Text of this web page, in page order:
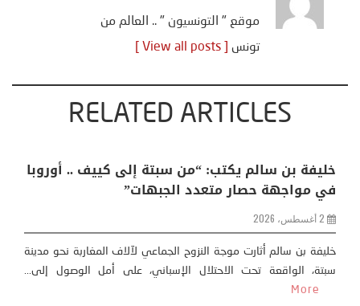
موقع " التونسيون " .. العالم من
تونس
RELATED ARTICLES
خليفة بن سالم يكتب: “من سبتة إلى كييف ..
في مواجهة حصار متعدد الجبهات”
2 أغسطس، 2026
خليفة بن سالم أثارت موجة النزوح الجماعي لآلاف المغاربة
سبتة، الواقعة تحت الاحتلال الإسباني، على أمل
اكثر
المتطرفة”،